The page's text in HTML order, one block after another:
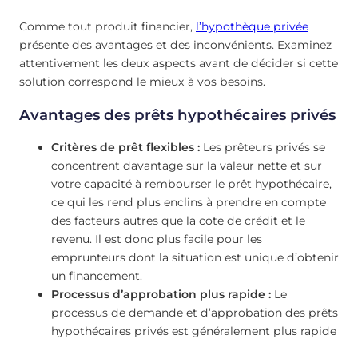
Comme tout produit financier, l’hypothèque privée
présente des avantages et des inconvénients. Examinez
attentivement les deux aspects avant de décider si cette
solution correspond le mieux à vos besoins.
Avantages des prêts hypothécaires privés
Critères de prêt flexibles : Les prêteurs privés se
concentrent davantage sur la valeur nette et sur
votre capacité à rembourser le prêt hypothécaire,
ce qui les rend plus enclins à prendre en compte
des facteurs autres que la cote de crédit et le
revenu. Il est donc plus facile pour les
emprunteurs dont la situation est unique d’obtenir
un financement.
Processus d’approbation plus rapide : Le
processus de demande et d’approbation des prêts
hypothécaires privés est généralement plus rapide